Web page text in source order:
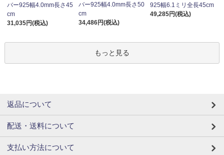
バー925幅4.0mm長さ45
cm
31,035円(税込)
バー925幅4.0mm長さ50
cm
34,486円(税込)
925幅6.1ミリ全長45cm
49,285円(税込)
もっと見る
返品について
配送・送料について
支払い方法について